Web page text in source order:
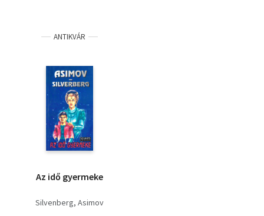
Tankönyv, segédkönyv
Társadalomtudomány
Természettudomány
Történelem
ANTIKVÁR
Az idő gyermeke
Silvenberg Asimov